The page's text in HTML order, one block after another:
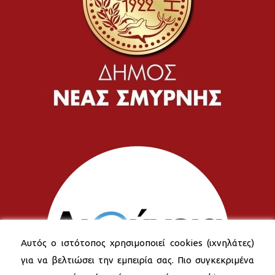
Αυτός ο ιστότοπος χρησιμοποιεί cookies (ιχνηλάτες)
για να βελτιώσει την εμπειρία σας. Πιο συγκεκριμένα